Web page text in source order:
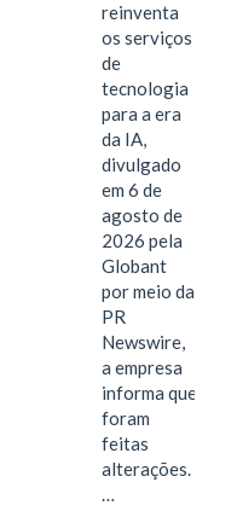
reinventa
os serviços
de
tecnologia
para a era
da IA,
divulgado
em 6 de
agosto de
2026 pela
Globant
por meio da
PR
Newswire,
a empresa
informa que
foram
feitas
alterações.
…